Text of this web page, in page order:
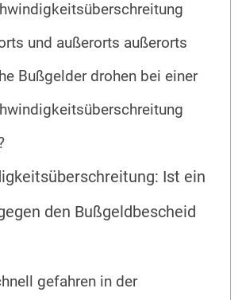
und außerorts außerorts
Bußgelder drohen bei einer
Ist ein
den Bußgeldbescheid
gefahren in der